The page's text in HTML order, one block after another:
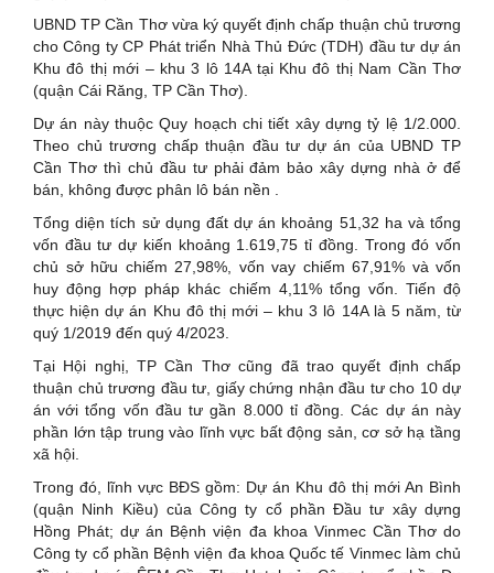
UBND TP Cần Thơ vừa ký quyết định chấp thuận chủ trương
cho Công ty CP Phát triển Nhà Thủ Đức (TDH) đầu tư dự án
Khu đô thị mới – khu 3 lô 14A tại Khu đô thị Nam Cần Thơ
(quận Cái Răng, TP Cần Thơ).
Dự án này thuộc Quy hoạch chi tiết xây dựng tỷ lệ 1/2.000.
Theo chủ trương chấp thuận đầu tư dự án của UBND TP
Cần Thơ thì chủ đầu tư phải đảm bảo xây dựng nhà ở để
bán, không được phân lô bán nền .
Tổng diện tích sử dụng đất dự án khoảng 51,32 ha và tổng
vốn đầu tư dự kiến khoảng 1.619,75 tỉ đồng. Trong đó vốn
chủ sở hữu chiếm 27,98%, vốn vay chiếm 67,91% và vốn
huy động hợp pháp khác chiếm 4,11% tổng vốn. Tiến độ
thực hiện dự án Khu đô thị mới – khu 3 lô 14A là 5 năm, từ
quý 1/2019 đến quý 4/2023.
Tại Hội nghị, TP Cần Thơ cũng đã trao quyết định chấp
thuận chủ trương đầu tư, giấy chứng nhận đầu tư cho 10 dự
án với tổng vốn đầu tư gần 8.000 tỉ đồng. Các dự án này
phần lớn tập trung vào lĩnh vực bất động sản, cơ sở hạ tầng
xã hội.
Trong đó, lĩnh vực BĐS gồm: Dự án Khu đô thị mới An Bình
(quận Ninh Kiều) của Công ty cổ phần Đầu tư xây dựng
Hồng Phát; dự án Bệnh viện đa khoa Vinmec Cần Thơ do
Công ty cổ phần Bệnh viện đa khoa Quốc tế Vinmec làm chủ